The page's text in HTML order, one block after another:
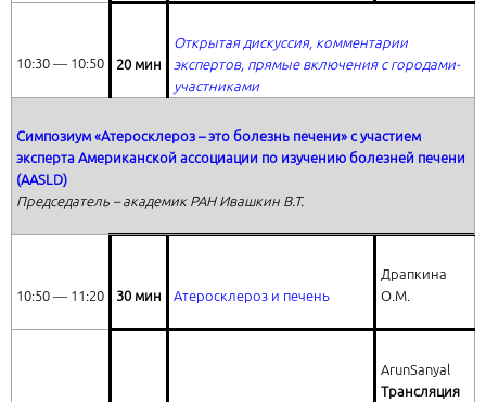
10:30 ― 10:50 20 мин
Открытая дискуссия, комментарии
экспертов, прямые включения с городами-
участниками
Симпозиум «Атеросклероз – это болезнь печени» с участием
эксперта Американской ассоциации по изучению болезней печени
(AASLD)
Председатель – академик РАН Ивашкин В.Т.
10:50 ― 11:20 30 мин Атеросклероз и печень
Драпкина
О.М.
ArunSanyal
Трансляция